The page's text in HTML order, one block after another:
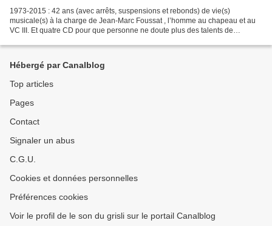
1973-2015 : 42 ans (avec arrêts, suspensions et rebonds) de vie(s)
musicale(s) à la charge de Jean-Marc Foussat , l’homme au chapeau et au
VC III. Et quatre CD pour que personne ne doute plus des talents de
Hébergé par Canalblog
Top articles
Pages
Contact
Signaler un abus
C.G.U.
Cookies et données personnelles
Préférences cookies
Voir le profil de le son du grisli sur le portail Canalblog